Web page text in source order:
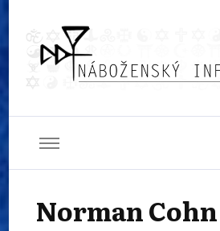
Norman Cohn